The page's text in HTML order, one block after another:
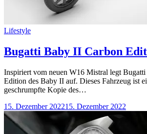
Categories
Lifestyle
Bugatti Baby II Carbon
Inspiriert vom neuen W16 Mistral legt
Edition des Baby II auf. Dieses Fahrzeug ist
geschrumpfte Kopie des…
15. Dezember 202215. Dezember 2022